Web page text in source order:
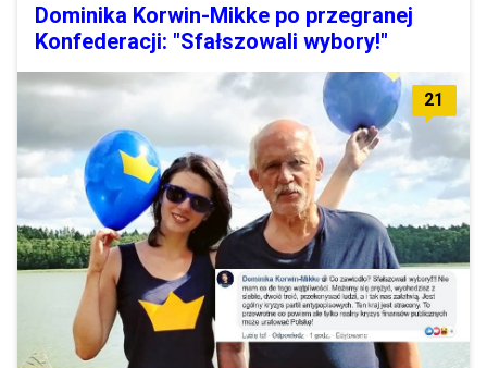
Dominika Korwin-Mikke po przegranej
Konfederacji: "Sfałszowali wybory!"
21